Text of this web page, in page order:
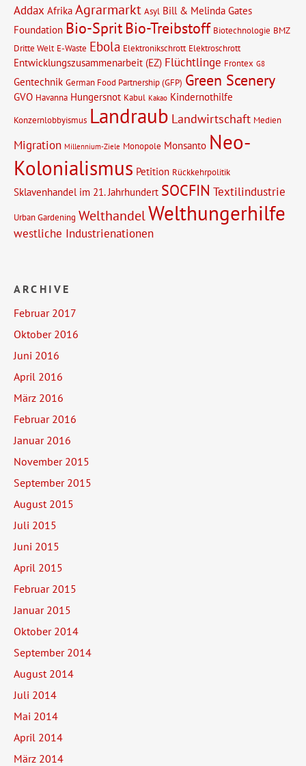
Addax Afrika Agrarmarkt Asyl Bill & Melinda Gates
Foundation Bio-SpritBio-Treibstoff Biotechnologie BMZ
Dritte Welt E-Waste Ebola Elektronikschrott Elektroschrott
Entwicklungszusammenarbeit (EZ) Flüchtlinge Frontex G8
Gentechnik German Food Partnership (GFP) Green Scenery
GVO Havanna Hungersnot Kabul Kakao Kindernothilfe
Konzernlobbyismus Landraub Landwirtschaft Medien
Migration Millennium-Ziele Monopole Monsanto Neo-
Kolonialismus Petition Rückkehrpolitik
Sklavenhandel im 21. Jahrhundert SOCFIN Textilindustrie
Urban Gardening WelthandelWelthungerhilfe
westliche Industrienationen
ARCHIVE
Februar 2017
Oktober 2016
Juni 2016
April 2016
März 2016
Februar 2016
Januar 2016
November 2015
September 2015
August 2015
Juli 2015
Juni 2015
April 2015
Februar 2015
Januar 2015
Oktober 2014
September 2014
August 2014
Juli 2014
Mai 2014
April 2014
März 2014